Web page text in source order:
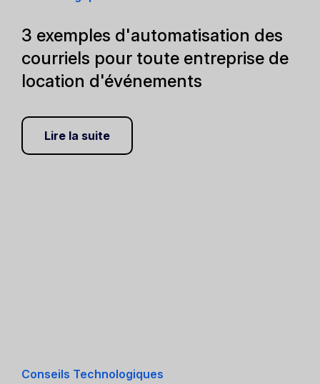
3 exemples d'automatisation des
courriels pour toute entreprise de
location d'événements
Lire la suite
Conseils Technologiques